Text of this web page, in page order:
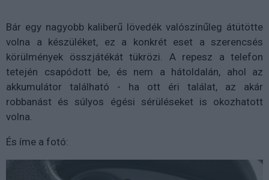
Bár egy nagyobb kaliberű lövedék valószínűleg átütötte
volna a készüléket, ez a konkrét eset a szerencsés
körülmények összjátékát tükrözi. A repesz a telefon
tetején csapódott be, és nem a hátoldalán, ahol az
akkumulátor található - ha ott éri találat, az akár
robbanást és súlyos égési sérüléseket is okozhatott
volna.
És íme a fotó: